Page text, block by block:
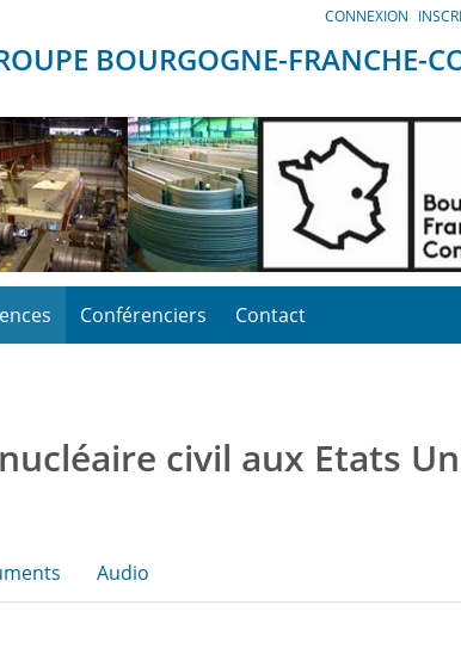
CONNEXION
BOURGOGNE-FRANCHE-
Conférenciers Contact
civil aux Etats
Audio